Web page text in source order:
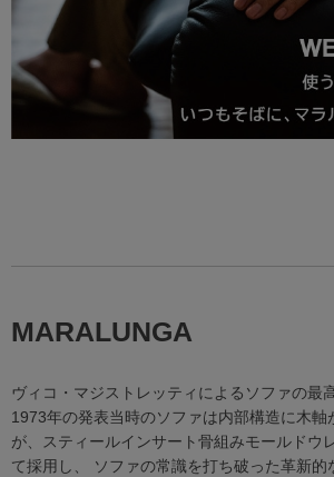
MARALUNGA
ヴィコ・マジストレッティによるソファの最
1973年の発表当時のソファは内部構造に木軸
が、スティールインサート骨組みモールドウ
て採用し、 ソファの常識を打ち破った革新